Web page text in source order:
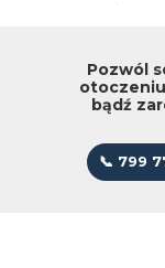
📞 799
Pozwól
bądź